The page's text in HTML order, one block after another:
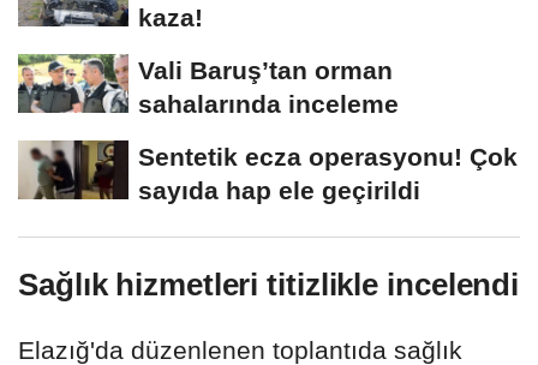
kaza!
Vali Baruş’tan orman
sahalarında inceleme
Sentetik ecza operasyonu! Çok
sayıda hap ele geçirildi
Sağlık hizmetleri titizlikle incelendi
Elazığ'da düzenlenen toplantıda sağlık